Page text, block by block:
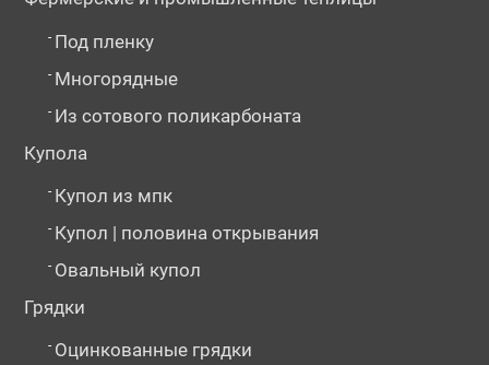
- Под пленку
- Многорядные
- Из сотового поликарбоната
Купола
- Купол из мпк
- Купол | половина открывания
- Овальный купол
Грядки
- Оцинкованные грядки